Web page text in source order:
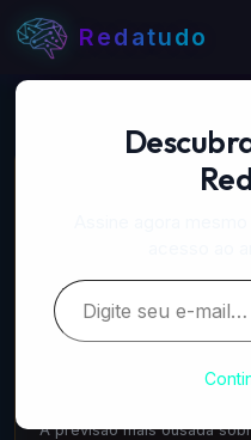
Redatudo
📚 LIVROS RECOMENDADOS
Escrito pelo cofundador do
transformar tudo. 1.100
A Singularidade está
A previsão mais ousada
Digite seu e-mail…